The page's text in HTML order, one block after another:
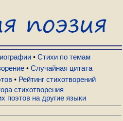
• Стихи по темам
• Случайная цитата
• Рейтинг стихотворений
стихотворения
поэтов на другие языки